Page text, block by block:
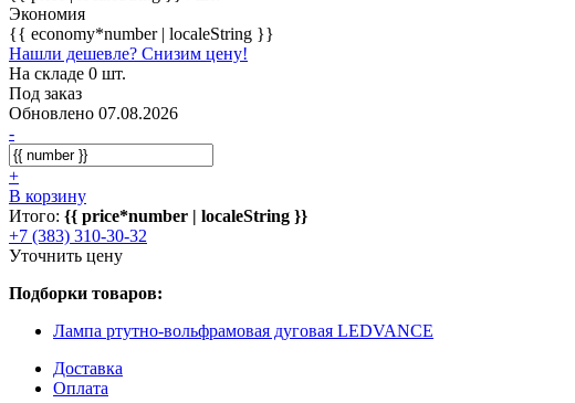
Экономия
{{ economy*number | localeString }}
Нашли дешевле? Снизим цену!
На складе 0 шт.
Под заказ
Обновлено 07.08.2026
-
+
В корзину
Итого: {{ price*number | localeString }}
+7 (383) 310-30-32
Уточнить цену
Подборки товаров:
Лампа ртутно-вольфрамовая дуговая LEDVANCE
Доставка
Оплата